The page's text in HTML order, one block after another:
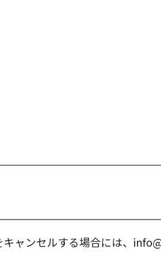
ャンセルする場合には、